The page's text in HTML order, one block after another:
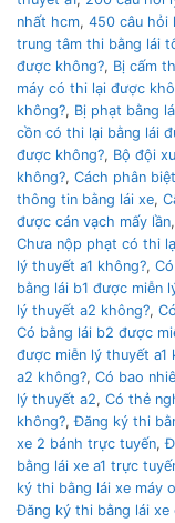
nhất hcm, 450 câu hỏi
trung tâm thi bằng lái
được không?, Bị cấm
máy có thi lại được
không?, Bị phạt bằng
cồn có thi lại bằng lái
được không?, Bộ đội
không?, Cách phân
thông tin bằng lái xe,
được cán vạch mấy lần,
Chưa nộp phạt có thi
lý thuyết a1 không?,
bằng lái b1 được miễn
lý thuyết a2 không?,
Có bằng lái b2 được
được miễn lý thuyết a1
a2 không?, Có bao
lý thuyết a2, Có thẻ
không?,Đăng ký thi
xe 2 bánh trực tuyến,
bằng lái xe a1 trực
ký thi bằng lái xe máy
Đăng ký thi bằng lái xe